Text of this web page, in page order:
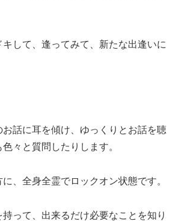
して、逢ってみて、新たな出逢いに
お話に耳を傾け、ゆっくりとお話を聴
々と質問したりします。
、全身全霊でロックオン状態です。
って、出来るだけ必要なことを知り